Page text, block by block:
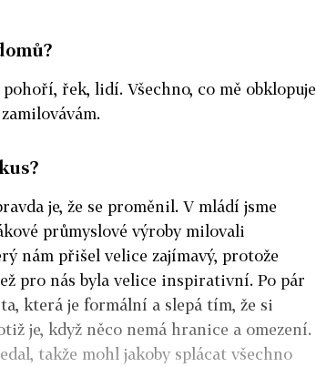
řek, lidí. Všechno, co mě obklopuje
je, že se proměnil. V mládí jsme
průmyslové výroby milovali
nám přišel velice zajímavý, protože
pro nás byla velice inspirativní. Po pár
která je formální a slepá tím, že si
je, když něco nemá hranice a omezení.
takže mohl jakoby splácat všechno